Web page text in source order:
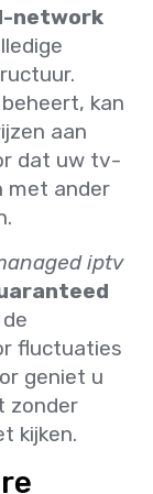
network
kan
aan
dat uw tv-
met ander
iptv
fluctuaties
geniet u
zonder
kijken.